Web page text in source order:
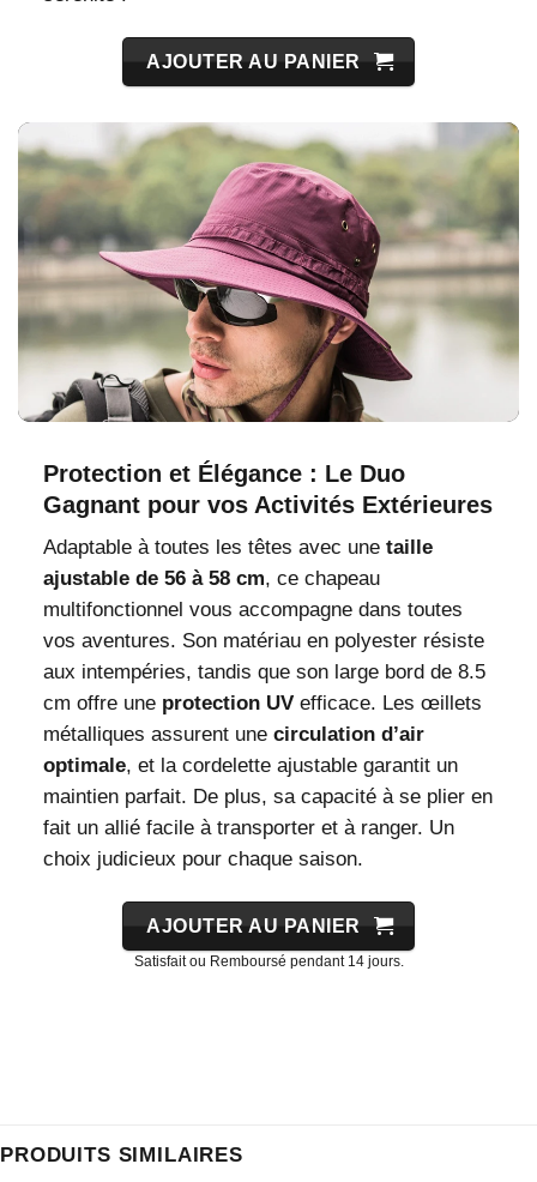
AJOUTER AU PANIER
Protection et Élégance : Le Duo
Gagnant pour vos Activités Extérieures
Adaptable à toutes les têtes avec une taille
ajustable de 56 à 58 cm, ce chapeau
multifonctionnel vous accompagne dans toutes
vos aventures. Son matériau en polyester résiste
aux intempéries, tandis que son large bord de 8.5
cm offre une protection UVefficace. Les œillets
métalliques assurent une circulation d’air
optimale, et la cordelette ajustable garantit un
maintien parfait. De plus, sa capacité à se plier en
fait un allié facile à transporter et à ranger. Un
choix judicieux pour chaque saison.
AJOUTER AU PANIER
Satisfait ou Remboursé pendant 14 jours.
PRODUITS SIMILAIRES